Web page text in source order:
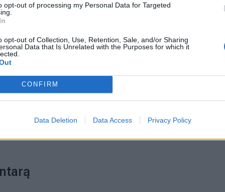
opt-out of processing my Personal Data for Targeted
opt-out of Collection, Use, Retention, Sale, and/or Sharing
Data that Is Unrelated with the Purposes for which it
CONFIRM
Data Deletion Data Access Privacy Policy
žmones: pranešė, kaip bus atsisveikinama su
mama ir močiute
sutriko veikla